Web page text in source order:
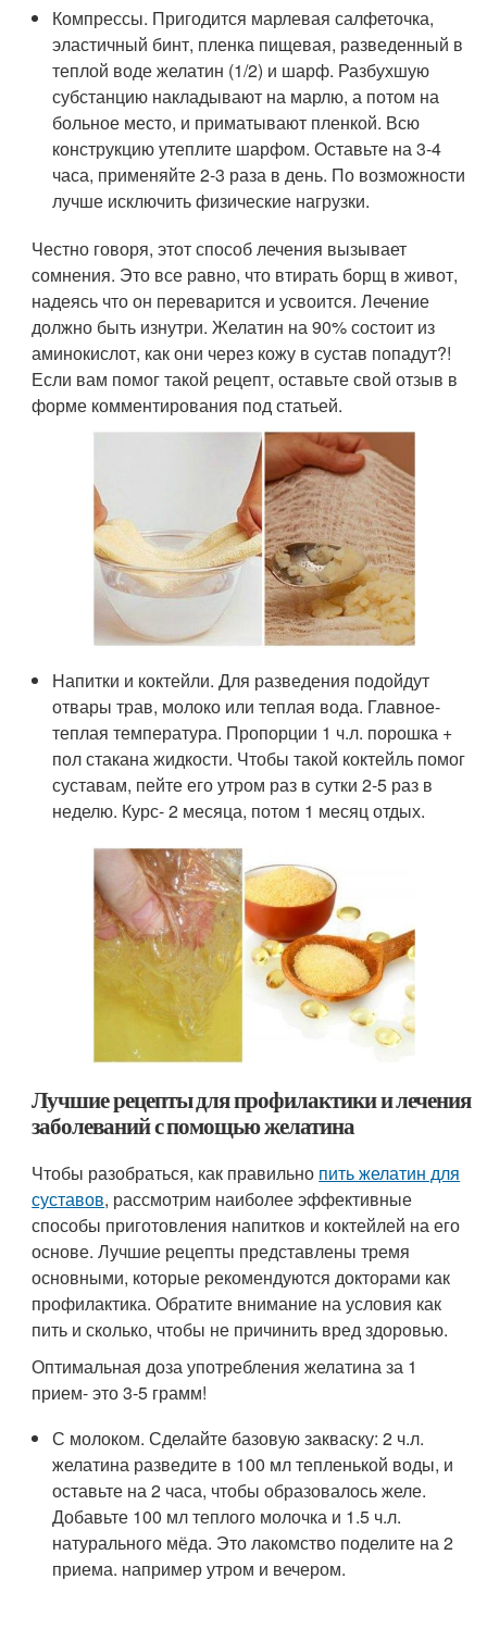
Компрессы. Пригодится марлевая салфеточка,
эластичный бинт, пленка пищевая, разведенный в
теплой воде желатин (1/2) и шарф. Разбухшую
субстанцию накладывают на марлю, а потом на
больное место, и приматывают пленкой. Всю
конструкцию утеплите шарфом. Оставьте на 3-4
часа, применяйте 2-3 раза в день. По возможности
лучше исключить физические нагрузки.
Честно говоря, этот способ лечения вызывает
сомнения. Это все равно, что втирать борщ в живот,
надеясь что он переварится и усвоится. Лечение
должно быть изнутри. Желатин на 90% состоит из
аминокислот, как они через кожу в сустав попадут?!
Если вам помог такой рецепт, оставьте свой отзыв в
форме комментирования под статьей.
Напитки и коктейли. Для разведения подойдут
отвары трав, молоко или теплая вода. Главное-
теплая температура. Пропорции 1 ч.л. порошка +
пол стакана жидкости. Чтобы такой коктейль помог
суставам, пейте его утром раз в сутки 2-5 раз в
неделю. Курс- 2 месяца, потом 1 месяц отдых.
Лучшие рецепты для профилактики и лечения
заболеваний с помощью желатина
Чтобы разобраться, как правильно пить желатин для
суставов, рассмотрим наиболее эффективные
способы приготовления напитков и коктейлей на его
основе. Лучшие рецепты представлены тремя
основными, которые рекомендуются докторами как
профилактика. Обратите внимание на условия как
пить и сколько, чтобы не причинить вред здоровью.
Оптимальная доза употребления желатина за 1
прием- это 3-5 грамм!
С молоком. Сделайте базовую закваску: 2 ч.л.
желатина разведите в 100 мл тепленькой воды, и
оставьте на 2 часа, чтобы образовалось желе.
Добавьте 100 мл теплого молочка и 1.5 ч.л.
натурального мёда. Это лакомство поделите на 2
приема. например утром и вечером.